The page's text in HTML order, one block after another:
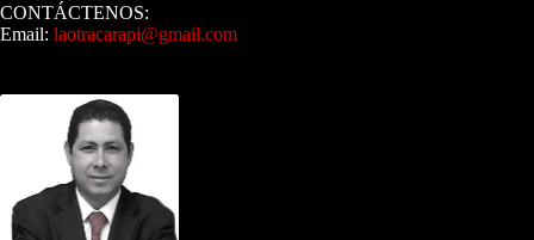
CONTÁCTENOS:
Email: laotracarapi@gmail.com